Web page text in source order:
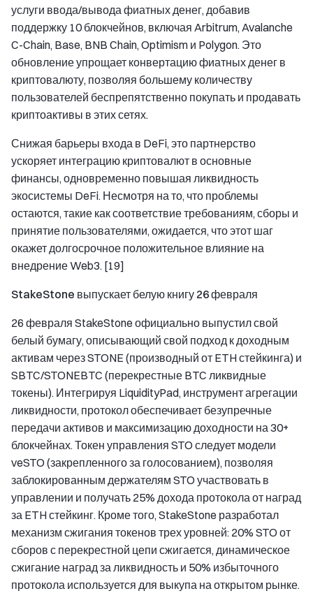
услуги ввода/вывода фиатных денег, добавив
поддержку 10 блокчейнов, включая Arbitrum, Avalanche
C-Chain, Base, BNB Chain, Optimism и Polygon. Это
обновление упрощает конвертацию фиатных денег в
криптовалюту, позволяя большему количеству
пользователей беспрепятственно покупать и продавать
криптоактивы в этих сетях.
Снижая барьеры входа в DeFi, это партнерство
ускоряет интеграцию криптовалют в основные
финансы, одновременно повышая ликвидность
экосистемы DeFi. Несмотря на то, что проблемы
остаются, такие как соответствие требованиям, сборы и
принятие пользователями, ожидается, что этот шаг
окажет долгосрочное положительное влияние на
внедрение Web3. [19]
StakeStone выпускает белую книгу 26 февраля
26 февраля StakeStone официально выпустил свой
белый бумагу, описывающий свой подход к доходным
активам через STONE (производный от ETH стейкинга) и
SBTC/STONEBTC (перекрестные BTC ликвидные
токены). Интегрируя LiquidityPad, инструмент агрегации
ликвидности, протокол обеспечивает безупречные
передачи активов и максимизацию доходности на 30+
блокчейнах. Токен управления STO следует модели
veSTO (закрепленного за голосованием), позволяя
заблокированным держателям STO участвовать в
управлении и получать 25% дохода протокола от наград
за ETH стейкинг. Кроме того, StakeStone разработал
механизм сжигания токенов трех уровней: 20% STO от
сборов с перекрестной цепи сжигается, динамическое
сжигание наград за ликвидность и 50% избыточного
протокола используется для выкупа на открытом рынке.